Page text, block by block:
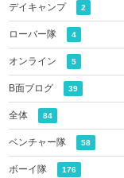
デイキャンプ 2
ローバー隊 4
オンライン 5
B面ブログ 39
全体 84
ベンチャー隊 58
ボーイ隊 176